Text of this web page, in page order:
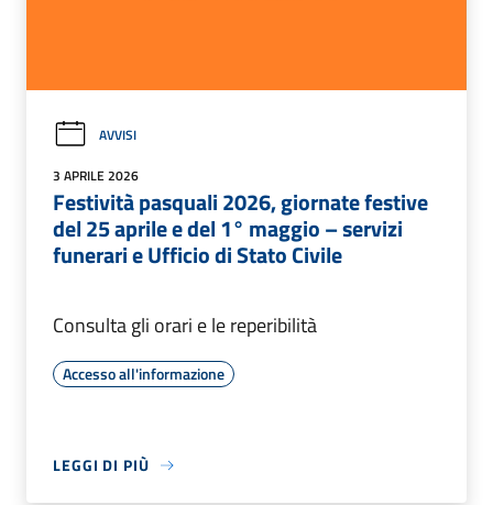
AVVISI
3 APRILE 2026
Festività pasquali 2026, giornate festive
del 25 aprile e del 1° maggio – servizi
funerari e Ufficio di Stato Civile
Consulta gli orari e le reperibilità
Accesso all'informazione
LEGGI DI PIÙ